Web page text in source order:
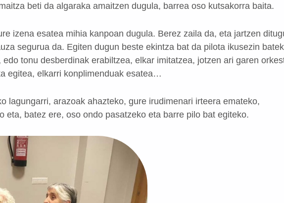
beti da algaraka amaitzen dugula, barrea oso kutsakorra baita.
izena esatea mihia kanpoan dugula. Berez zaila da, eta jartzen
segurua da. Egiten dugun beste ekintza bat da pilota ikusezin
tonu desberdinak erabiltzea, elkar imitatzea, jotzen ari garen
egitea, elkarri konplimenduak esatea…
lagungarri, arazoak ahazteko, gure irudimenari irteera emateko,
eta, batez ere, oso ondo pasatzeko eta barre pilo bat egiteko.